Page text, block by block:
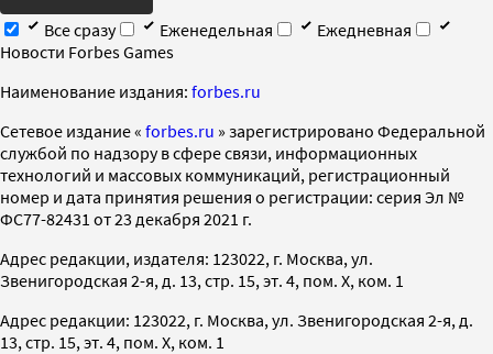
Все сразу
Еженедельная
Ежедневная
Новости Forbes Games
Наименование издания: forbes.ru
Cетевое издание « forbes.ru » зарегистрировано Федеральной
службой по надзору в сфере связи, информационных
технологий и массовых коммуникаций, регистрационный
номер и дата принятия решения о регистрации: серия Эл №
ФС77-82431 от 23 декабря 2021 г.
Адрес редакции, издателя: 123022, г. Москва, ул.
Звенигородская 2-я, д. 13, стр. 15, эт. 4, пом. X, ком. 1
Адрес редакции: 123022, г. Москва, ул. Звенигородская 2-я, д.
13, стр. 15, эт. 4, пом. X, ком. 1